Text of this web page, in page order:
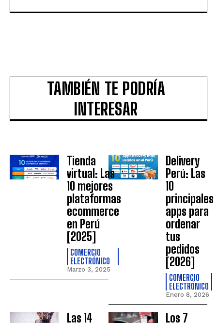
TAMBIÉN TE PODRÍA
INTERESAR
Tienda
virtual: Las
10 mejores
plataformas
ecommerce
en Perú
[2025]
COMERCIO
ELECTRÓNICO
Marzo 3, 2025
Delivery
Perú: Las
10
principales
apps para
ordenar
tus
pedidos
[2026]
COMERCIO
ELECTRÓNICO
Enero 8, 2026
Las 14
Los 7